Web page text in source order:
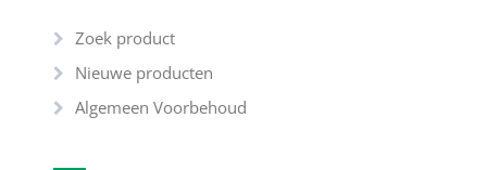
Zoek product
Nieuwe producten
Algemeen Voorbehoud